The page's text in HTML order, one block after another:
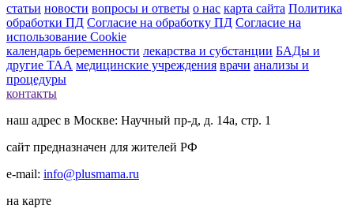
статьи новости вопросы и ответы о нас карта сайта Политика
обработки ПД Согласие на обработку ПД Согласие на
использование Cookie
календарь беременности лекарства и субстанции БАДы и
другие ТАА медицинские учреждения врачи анализы и
процедуры
контакты
наш адрес в Москве: Научный пр-д, д. 14а, стр. 1
сайт предназначен для жителей РФ
e-mail: info@plusmama.ru
на карте